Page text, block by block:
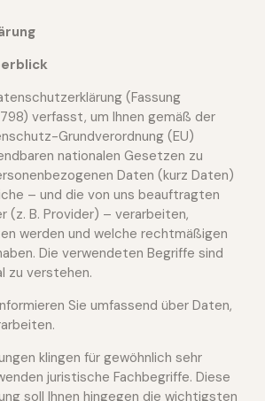
(Fassung
verfasst, um Ihnen gemäß der
Grundverordnung (EU)
nationalen Gesetzen zu
Daten (kurz Daten)
– und die von uns beauftragten
(z. B. Provider) – verarbeiten,
werden und welche rechtmäßigen
Die verwendeten Begriffe sind
zu verstehen.
Sie umfassend über Daten,
klingen für gewöhnlich sehr
juristische Fachbegriffe. Diese
soll Ihnen hingegen die wichtigsten